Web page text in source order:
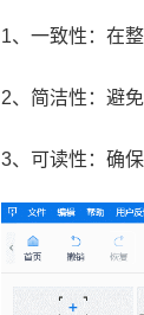
1、一致性：在
2、简洁性：避
3、可读性：确